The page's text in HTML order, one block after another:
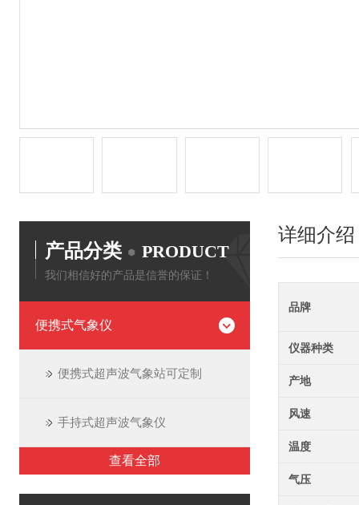
产品分类 PRODUCT
我们相信好的产品是信誉的保证！
便携式气象仪
便携式超声波气象站可定制
手持式超声波气象仪
查看全部
详细介绍
品牌
仪器种类
产地
风速
温度
气压